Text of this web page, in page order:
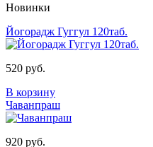
Новинки
Йогорадж Гуггул 120таб.
520 руб.
В корзину
Чаванпраш
920 руб.